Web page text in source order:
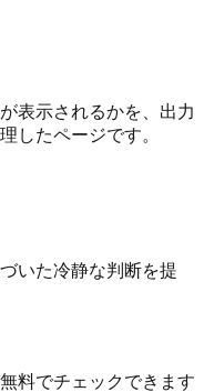
表示されるかを、出力
したページです。
いた冷静な判断を提
料でチェックできます